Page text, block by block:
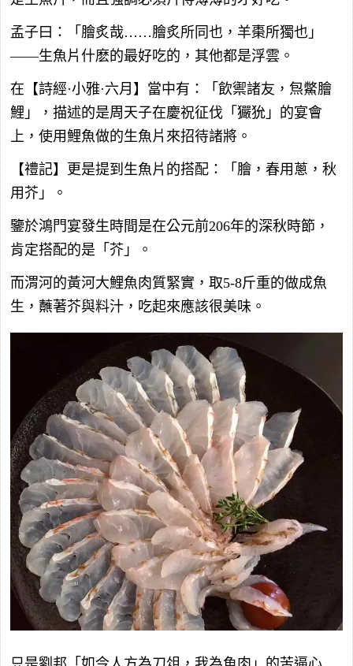
孟子曰：「膾炙哉……膾炙所同也，羊棗所獨也」
——生魚片什麽的最好吃的，其他都是浮雲。
在【詩經·小雅·六月】當中有：「飲禦諸友，炰鱉膾
鯉」，描述的是周天子在慶祝征伐「玁狁」的宴會
上，使用鯉魚做的生魚片來招待諸將。
【禮記】更是提到生魚片的搭配：「膾，春用蔥，秋
用芥」。
鑒於鴻門宴發生時間是在公元前206年的深秋時節，
肯定搭配的是「芥」。
而渭河的黃河大鯉魚肉質緊實，取5-8斤重的做成魚
生，蘸著芥與料汁，吃起來應該很美味。